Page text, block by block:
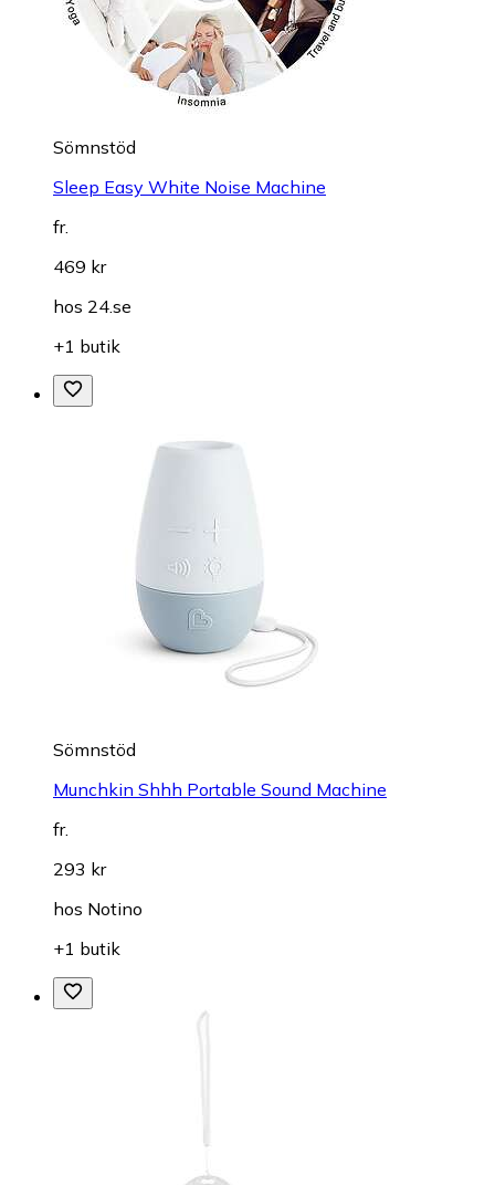
Sömnstöd
Sleep Easy White Noise Machine
fr.
469 kr
hos 24.se
+1 butik
Sömnstöd
Munchkin Shhh Portable Sound Machine
fr.
293 kr
hos Notino
+1 butik